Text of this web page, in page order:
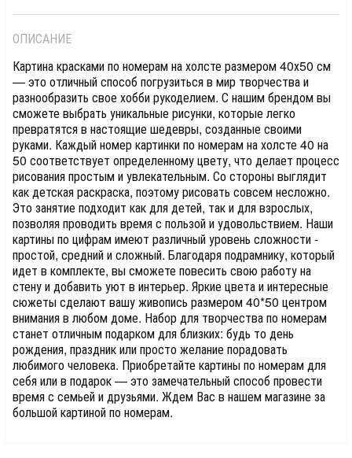
ОПИСАНИЕ
Картина красками по номерам на холсте размером 40х50 см
— это отличный способ погрузиться в мир творчества и
разнообразить свое хобби рукоделием. С нашим брендом вы
сможете выбрать уникальные рисунки, которые легко
превратятся в настоящие шедевры, созданные своими
руками. Каждый номер картинки по номерам на холсте 40 на
50 соответствует определенному цвету, что делает процесс
рисования простым и увлекательным. Со стороны выглядит
как детская раскраска, поэтому рисовать совсем несложно.
Это занятие подходит как для детей, так и для взрослых,
позволяя проводить время с пользой и удовольствием. Наши
картины по цифрам имеют различный уровень сложности -
простой, средний и сложный. Благодаря подрамнику, который
идет в комплекте, вы сможете повесить свою работу на
стену и добавить уют в интерьер. Яркие цвета и интересные
сюжеты сделают вашу живопись размером 40*50 центром
внимания в любом доме. Набор для творчества по номерам
станет отличным подарком для близких: будь то день
рождения, праздник или просто желание порадовать
любимого человека. Приобретайте картины по номерам для
себя или в подарок — это замечательный способ провести
время с семьей и друзьями. Ждем Вас в нашем магазине за
большой картиной по номерам.